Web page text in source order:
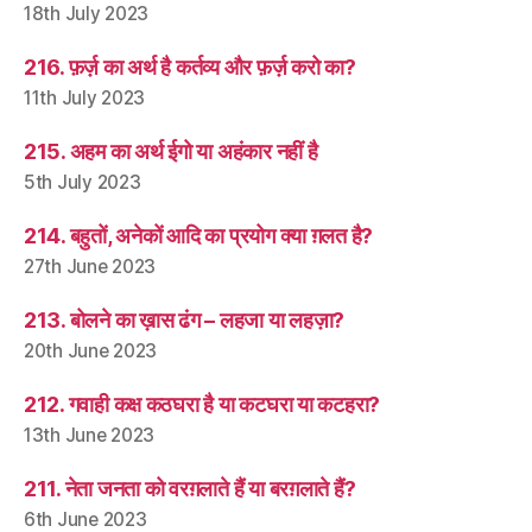
18th July 2023
216. फ़र्ज़ का अर्थ है कर्तव्य और फ़र्ज़ करो का?
11th July 2023
215. अहम का अर्थ ईगो या अहंकार नहीं है
5th July 2023
214. बहुतों, अनेकों आदि का प्रयोग क्या ग़लत है?
27th June 2023
213. बोलने का ख़ास ढंग – लहजा या लहज़ा?
20th June 2023
212. गवाही कक्ष कठघरा है या कटघरा या कटहरा?
13th June 2023
211. नेता जनता को वरग़लाते हैं या बरग़लाते हैं?
6th June 2023